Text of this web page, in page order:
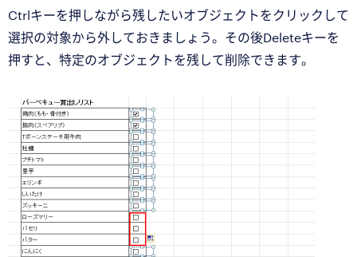
Ctrlキーを押しながら残したいオブジェクトをクリックして
選択の対象から外しておきましょう。その後Deleteキーを
押すと、特定のオブジェクトを残して削除できます。